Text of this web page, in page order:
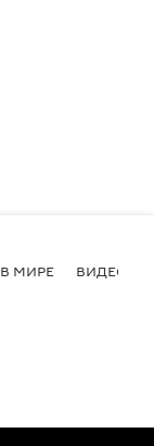
В МИРЕ ВИДЕО